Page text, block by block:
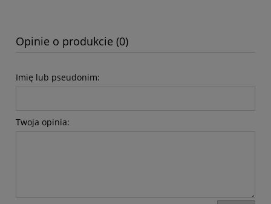
Opinie o produkcie (0)
Imię lub pseudonim:
Twoja opinia: